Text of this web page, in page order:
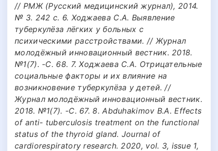
// РМЖ (Русский медицинский журнал), 2014.
№ 3. 242 с. 6. Ходжаева С.А. Выявление
туберкулёза лёгких у больных с
психическими расстройствами. // Журнал
молодёжный инновационный вестник. 2018.
№1(7). -С. 68. 7. Ходжаева С.А. Отрицательные
социальные факторы и их влияние на
возникновение туберкулёза у детей. //
Журнал молодёжный инновационный вестник.
2018. №1(7). -С. 67. 8. Abduhakimov B.A. Effects
of anti- tuberculosis treatment on the functional
status of the thyroid gland. Journal of
cardiorespiratory research. 2020, vol. 3, issue 1,